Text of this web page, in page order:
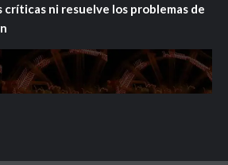
ni resuelve los problemas de